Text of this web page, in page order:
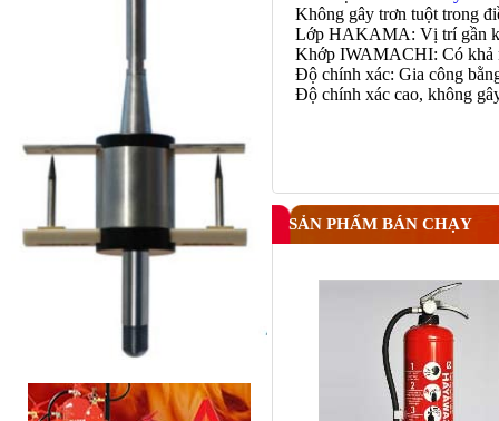
Không gây trơn tuột trong
Lớp HAKAMA: Vị trí gần
Khớp IWAMACHI: Có khả
Độ chính xác: Gia công
Độ chính xác cao, không
SẢN PHẨM BÁN CHẠY